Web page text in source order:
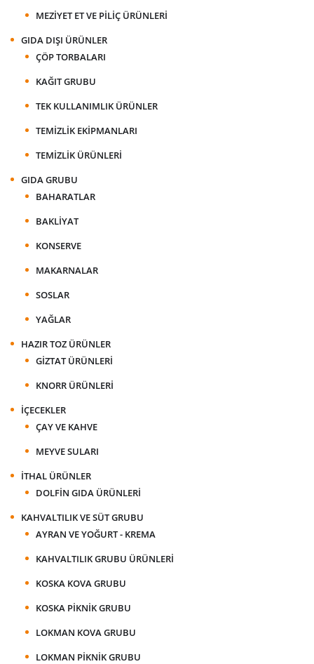
MEZIYET ET VE PILIÇ ÜRÜNLERI
GIDA DIŞI ÜRÜNLER
ÇÖP TORBALARI
KAĞIT GRUBU
TEK KULLANIMLIK ÜRÜNLER
TEMIZLIK EKIPMANLARI
TEMIZLIK ÜRÜNLERI
GIDA GRUBU
BAHARATLAR
BAKLIYAT
KONSERVE
MAKARNALAR
SOSLAR
YAĞLAR
HAZIR TOZ ÜRÜNLER
GIZTAT ÜRÜNLERI
KNORR ÜRÜNLERI
İÇECEKLER
ÇAY VE KAHVE
MEYVE SULARI
İTHAL ÜRÜNLER
DOLFIN GIDA ÜRÜNLERI
KAHVALTILIK VE SÜT GRUBU
AYRAN VE YOĞURT - KREMA
KAHVALTILIK GRUBU ÜRÜNLERI
KOSKA KOVA GRUBU
KOSKA PIKNIK GRUBU
LOKMAN KOVA GRUBU
LOKMAN PIKNIK GRUBU